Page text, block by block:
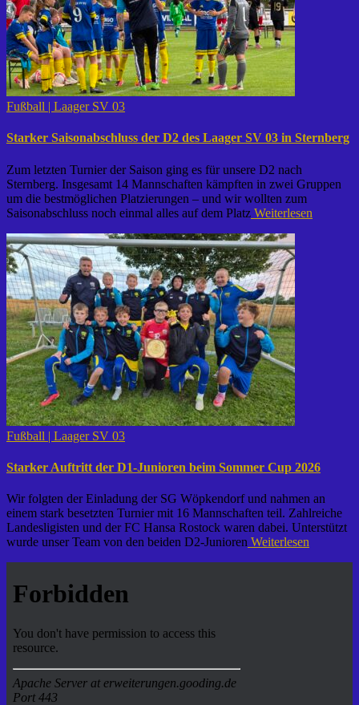
Fußball | Laager SV 03
Starker Saisonabschluss der D2 des Laager SV 03 in Sternberg
Zum letzten Turnier der Saison ging es für unsere D2 nach
Sternberg. Insgesamt 14 Mannschaften kämpften in zwei Gruppen
um die bestmöglichen Platzierungen – und wir wollten zum
Saisonabschluss noch einmal alles auf dem Platz Weiterlesen
Fußball | Laager SV 03
Starker Auftritt der D1-Junioren beim Sommer Cup 2026
Wir folgten der Einladung der SG Wöpkendorf und nahmen an
einem stark besetzten Turnier mit 16 Mannschaften teil. Zahlreiche
Landesligisten und der FC Hansa Rostock waren dabei. Unterstützt
wurde unser Team von den beiden D2-Junioren Weiterlesen